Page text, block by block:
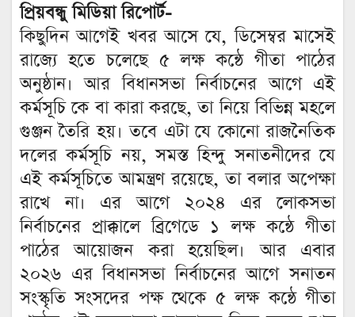
প্রিয়বন্ধু মিডিয়া রিপোর্ট-
কিছুদিন আগেই খবর আসে যে, ডিসেম্বর মাসেই
রাজ্যে হতে চলেছে ৫ লক্ষ কন্ঠে গীতা পাঠের
অনুষ্ঠান। আর বিধানসভা নির্বাচনের আগে এই
কর্মসূচি কে বা কারা করছে, তা নিয়ে বিভিন্ন মহলে
গুঞ্জন তৈরি হয়। তবে এটা যে কোনো রাজনৈতিক
দলের কর্মসূচি নয়, সমস্ত হিন্দু সনাতনীদের যে
এই কর্মসূচিতে আমন্ত্রণ রয়েছে, তা বলার অপেক্ষা
রাখে না। এর আগে ২০২৪ এর লোকসভা
নির্বাচনের প্রাক্কালে ব্রিগেডে ১ লক্ষ কন্ঠে গীতা
পাঠের আয়োজন করা হয়েছিল। আর এবার
২০২৬ এর বিধানসভা নির্বাচনের আগে সনাতন
সংস্কৃতি সংসদের পক্ষ থেকে ৫ লক্ষ কন্ঠে গীতা